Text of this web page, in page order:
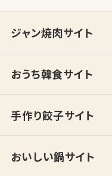
ジャン焼肉サイト
おうち韓食サイト
手作り餃子サイト
おいしい鍋サイト